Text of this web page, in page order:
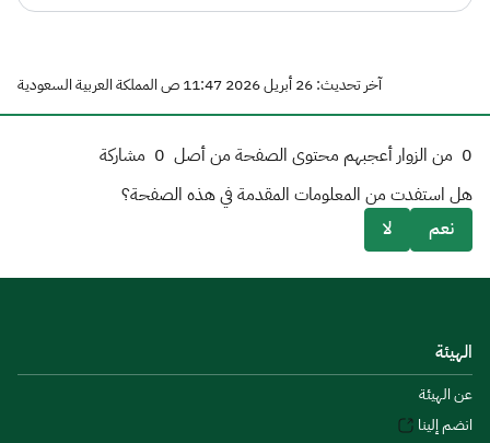
آخر تحديث: 26 أبريل 2026 11:47 ص المملكة العربية السعودية
0 من الزوار أعجبهم محتوى الصفحة من أصل 0 مشاركة
هل استفدت من المعلومات المقدمة في هذه الصفحة؟
نعم
لا
الهيئة
عن الهيئة
انضم إلينا